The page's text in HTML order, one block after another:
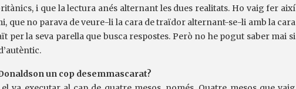
i que la lectura anés alternant les dues realitats. Ho vaig fer així
que no parava de veure-li la cara de traïdor alternant-se-li amb la cara
per la seva parella que busca respostes. Però no he pogut saber mai si
un cop desemmascarat?